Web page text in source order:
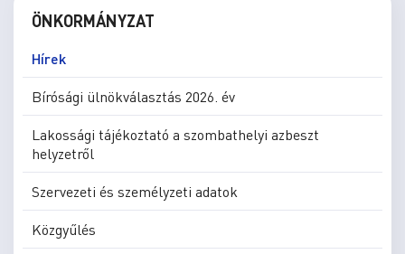
ÖNKORMÁNYZAT
Hírek
Bírósági ülnökválasztás 2026. év
Lakossági tájékoztató a szombathelyi azbeszt
helyzetről
Szervezeti és személyzeti adatok
Közgyűlés